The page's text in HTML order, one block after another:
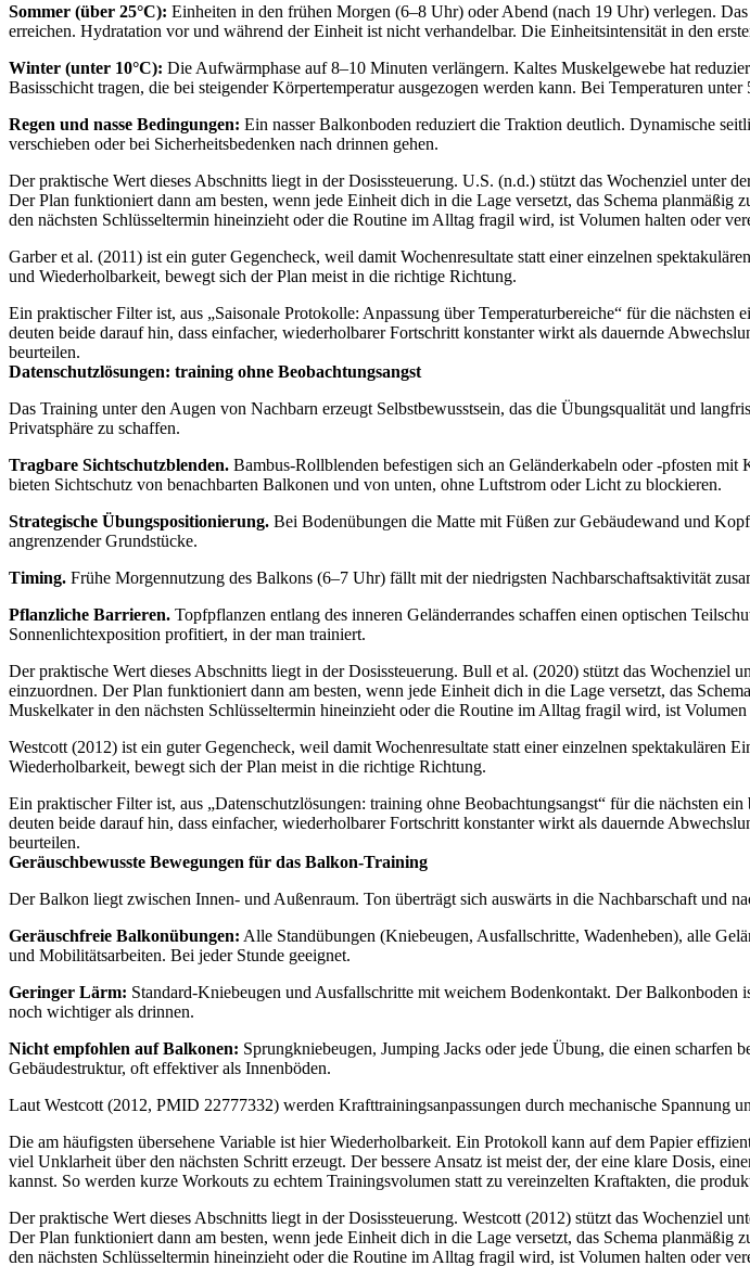
Sommer (über 25°C): Einheiten in den frühen Morgen (6–8 Uhr) oder Abend (nach 19 Uhr) verlegen.
erreichen. Hydratation vor und während der Einheit ist nicht verhandelbar. Die Einheitsintensität in den
Winter (unter 10°C): Die Aufwärmphase auf 8–10 Minuten verlängern. Kaltes Muskelgewebe hat
Basisschicht tragen, die bei steigender Körpertemperatur ausgezogen werden kann. Bei Temperaturen
Regen und nasse Bedingungen: Ein nasser Balkonboden reduziert die Traktion deutlich. Dynamische
verschieben oder bei Sicherheitsbedenken nach drinnen gehen.
Der praktische Wert dieses Abschnitts liegt in der Dosissteuerung. U.S. (n.d.) stützt das Wochenziel unter
Der Plan funktioniert dann am besten, wenn jede Einheit dich in die Lage versetzt, das Schema
den nächsten Schlüsseltermin hineinzieht oder die Routine im Alltag fragil wird, ist Volumen halten oder
Garber et al. (2011) ist ein guter Gegencheck, weil damit Wochenresultate statt einer einzelnen
und Wiederholbarkeit, bewegt sich der Plan meist in die richtige Richtung.
Ein praktischer Filter ist, aus „Saisonale Protokolle: Anpassung über Temperaturbereiche“ für die
deuten beide darauf hin, dass einfacher, wiederholbarer Fortschritt konstanter wirkt als dauernde
beurteilen.
Datenschutzlösungen: training ohne Beobachtungsangst
Das Training unter den Augen von Nachbarn erzeugt Selbstbewusstsein, das die Übungsqualität und
Privatsphäre zu schaffen.
Tragbare Sichtschutzblenden. Bambus-Rollblenden befestigen sich an Geländerkabeln oder -pfosten
bieten Sichtschutz von benachbarten Balkonen und von unten, ohne Luftstrom oder Licht zu blockieren.
Strategische Übungspositionierung. Bei Bodenübungen die Matte mit Füßen zur Gebäudewand und
angrenzender Grundstücke.
Timing. Frühe Morgennutzung des Balkons (6–7 Uhr) fällt mit der niedrigsten Nachbarschaftsaktivität
Pflanzliche Barrieren. Topfpflanzen entlang des inneren Geländerrandes schaffen einen optischen
Sonnenlichtexposition profitiert, in der man trainiert.
Der praktische Wert dieses Abschnitts liegt in der Dosissteuerung. Bull et al. (2020) stützt das
einzuordnen. Der Plan funktioniert dann am besten, wenn jede Einheit dich in die Lage versetzt, das
Muskelkater in den nächsten Schlüsseltermin hineinzieht oder die Routine im Alltag fragil wird, ist
Westcott (2012) ist ein guter Gegencheck, weil damit Wochenresultate statt einer einzelnen spektakulären
Wiederholbarkeit, bewegt sich der Plan meist in die richtige Richtung.
Ein praktischer Filter ist, aus „Datenschutzlösungen: training ohne Beobachtungsangst“ für die nächsten
deuten beide darauf hin, dass einfacher, wiederholbarer Fortschritt konstanter wirkt als dauernde
beurteilen.
Geräuschbewusste Bewegungen für das Balkon-Training
Der Balkon liegt zwischen Innen- und Außenraum. Ton überträgt sich auswärts in die Nachbarschaft und
Geräuschfreie Balkonübungen: Alle Standübungen (Kniebeugen, Ausfallschritte, Wadenheben), alle
und Mobilitätsarbeiten. Bei jeder Stunde geeignet.
Geringer Lärm: Standard-Kniebeugen und Ausfallschritte mit weichem Bodenkontakt. Der
noch wichtiger als drinnen.
Nicht empfohlen auf Balkonen: Sprungkniebeugen, Jumping Jacks oder jede Übung, die einen
Gebäudestruktur, oft effektiver als Innenböden.
Laut Westcott (2012, PMID 22777332) werden Krafttrainingsanpassungen durch mechanische Spannung
Die am häufigsten übersehene Variable ist hier Wiederholbarkeit. Ein Protokoll kann auf dem Papier
viel Unklarheit über den nächsten Schritt erzeugt. Der bessere Ansatz ist meist der, der eine klare Dosis,
kannst. So werden kurze Workouts zu echtem Trainingsvolumen statt zu vereinzelten Kraftakten, die
Der praktische Wert dieses Abschnitts liegt in der Dosissteuerung. Westcott (2012) stützt das Wochenziel
Der Plan funktioniert dann am besten, wenn jede Einheit dich in die Lage versetzt, das Schema
den nächsten Schlüsseltermin hineinzieht oder die Routine im Alltag fragil wird, ist Volumen halten oder